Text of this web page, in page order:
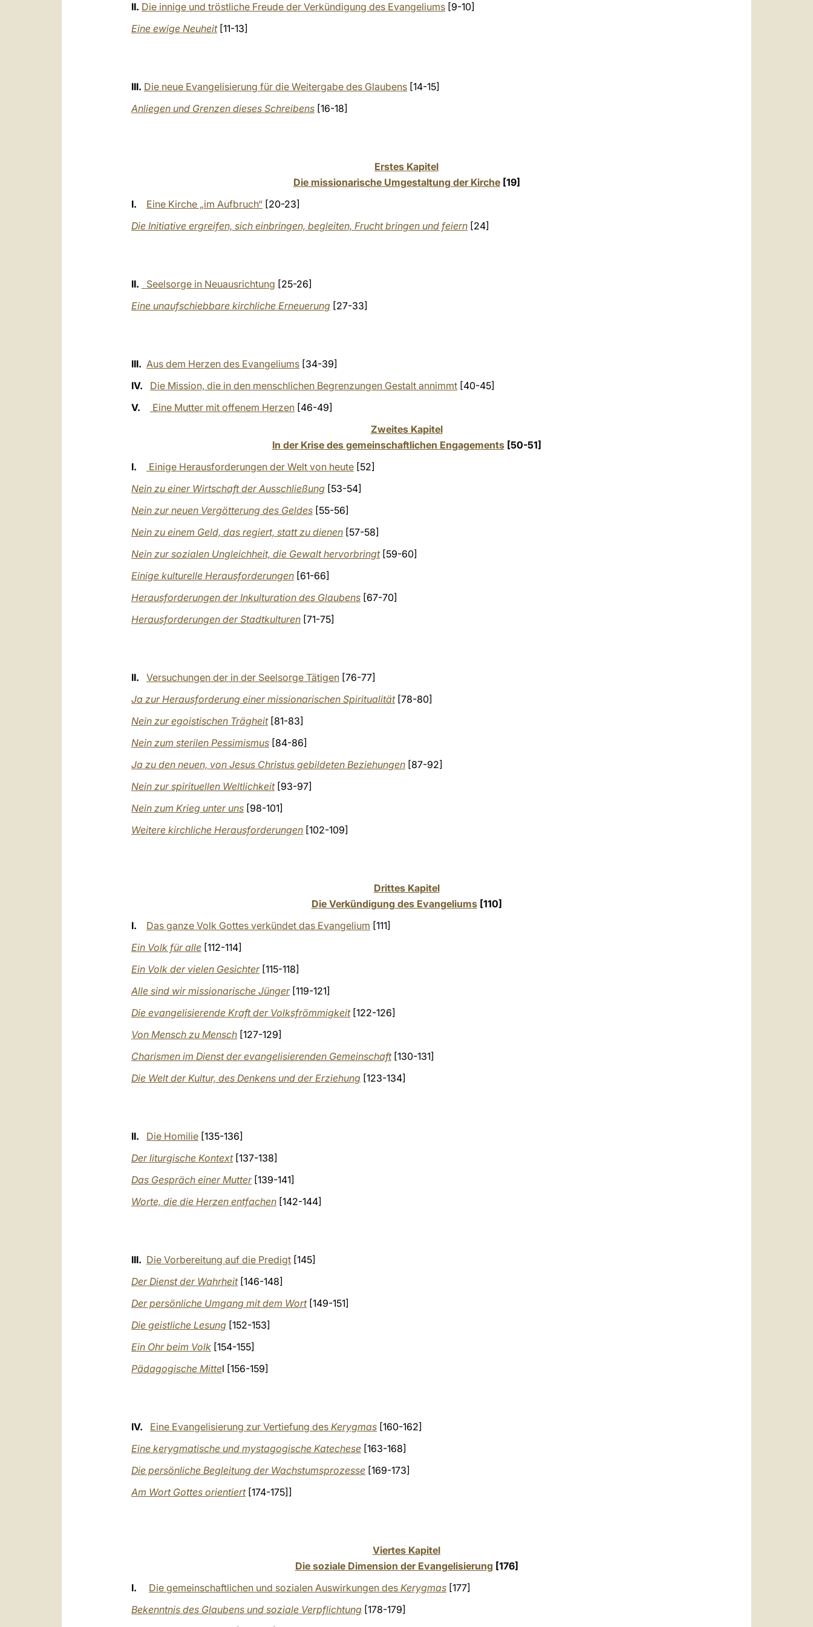
II. Die innige und tröstliche Freude der Verkündigung des Evangeliums [9-10]
Eine ewige Neuheit[11-13]
III. Die neue Evangelisierung für die Weitergabe des Glaubens [14-15]
Anliegen und Grenzen dieses Schreibens [16-18]
Erstes Kapitel
Die missionarische Umgestaltung der Kirche[19]
I.
Eine Kirche „im Aufbruch“ [20-23]
Die Initiative ergreifen, sich einbringen, begleiten, Frucht bringen und feiern [24]
II. Seelsorge in Neuausrichtung [25-26]
Eine unaufschiebbare kirchliche Erneuerung [27-33]
III. Aus dem Herzen des Evangeliums [34-39]
IV.
Die Mission, die in den menschlichen Begrenzungen Gestalt annimmt [40-45]
V.
Eine Mutter mit offenem Herzen [46-49]
Zweites Kapitel
In der Krise des gemeinschaftlichen Engagements[50-51]
I.
Einige Herausforderungen der Welt von heute [52]
Nein zu einer Wirtschaft der Ausschließung [53-54]
Nein zur neuen Vergötterung des Geldes [55-56]
Nein zu einem Geld, das regiert, statt zu dienen [57-58]
Nein zur sozialen Ungleichheit, die Gewalt hervorbringt [59-60]
Einige kulturelle Herausforderungen [61-66]
Herausforderungen der Inkulturation des Glaubens [67-70]
Herausforderungen der Stadtkulturen [71-75]
II. Versuchungen der in der Seelsorge Tätigen [76-77]
Ja zur Herausforderung einer missionarischen Spiritualität[78-80]
Nein zur egoistischen Trägheit[81-83]
Nein zum sterilen Pessimismus [84-86]
Ja zu den neuen, von Jesus Christus gebildeten Beziehungen [87-92]
Nein zur spirituellen Weltlichkeit[93-97]
Nein zum Krieg unter uns [98-101]
Weitere kirchliche Herausforderungen [102-109]
Drittes Kapitel
Die Verkündigung des Evangeliums[110]
I.
Das ganze Volk Gottes verkündet das Evangelium [111]
Ein Volk für alle [112-114]
Ein Volk der vielen Gesichter[115-118]
Alle sind wir missionarische Jünger[119-121]
Die evangelisierende Kraft der Volksfrömmigkeit[122-126]
Von Mensch zu Mensch [127-129]
Charismen im Dienst der evangelisierenden Gemeinschaft[130-131]
Die Welt der Kultur, des Denkens und der Erziehung [123-134]
II. Die Homilie [135-136]
Der liturgische Kontext[137-138]
Das Gespräch einer Mutter[139-141]
Worte, die die Herzen entfachen [142-144]
III. Die Vorbereitung auf die Predigt [145]
Der Dienst der Wahrheit[146-148]
Der persönliche Umgang mit dem Wort[149-151]
Die geistliche Lesung [152-153]
Ein Ohr beim Volk [154-155]
Pädagogische Mittel [156-159]
IV. Eine Evangelisierung zur Vertiefung des Kerygmas [160-162]
Eine kerygmatische und mystagogische Katechese [163-168]
Die persönliche Begleitung der Wachstumsprozesse [169-173]
Am Wort Gottes orientiert[174-175]]
Viertes Kapitel
Die soziale Dimension der Evangelisierung [176]
I.
Die gemeinschaftlichen und sozialen Auswirkungen des Kerygmas [177]
Bekenntnis des Glaubens und soziale Verpflichtung [178-179]